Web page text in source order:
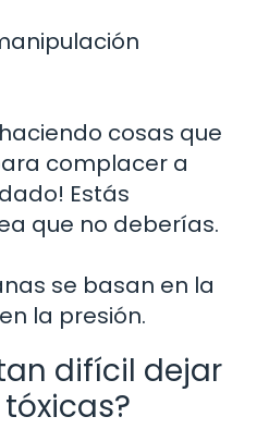
cosas que
complacer a
Estás
que no deberías.
se basan en la
la presión.
difícil dejar